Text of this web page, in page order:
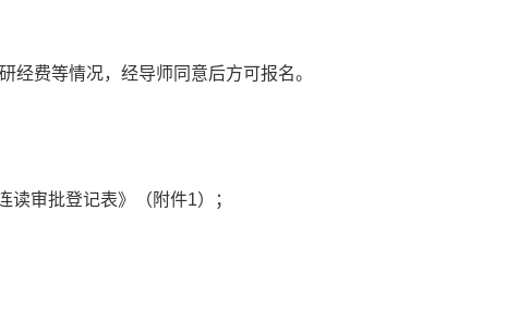
经费等情况，经导师同意后方可报名。
审批登记表》（附件1）；